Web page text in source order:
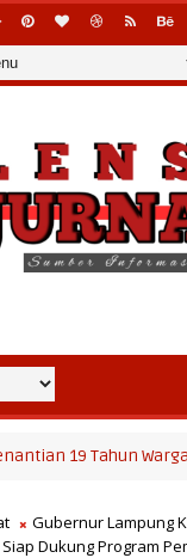
Tahun Warga, Bupati
Gubernur Lampung
Siap Dukung Program